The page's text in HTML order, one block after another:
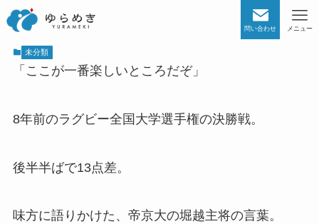
問い合わせ メニュー
未分類
「ここが一番楽しいところだぞ」
8年前のラグビー全国大学選手権の決勝戦。
後半半ばで13点差。
味方に語りかけた、帝京大の堀越主将の言葉。